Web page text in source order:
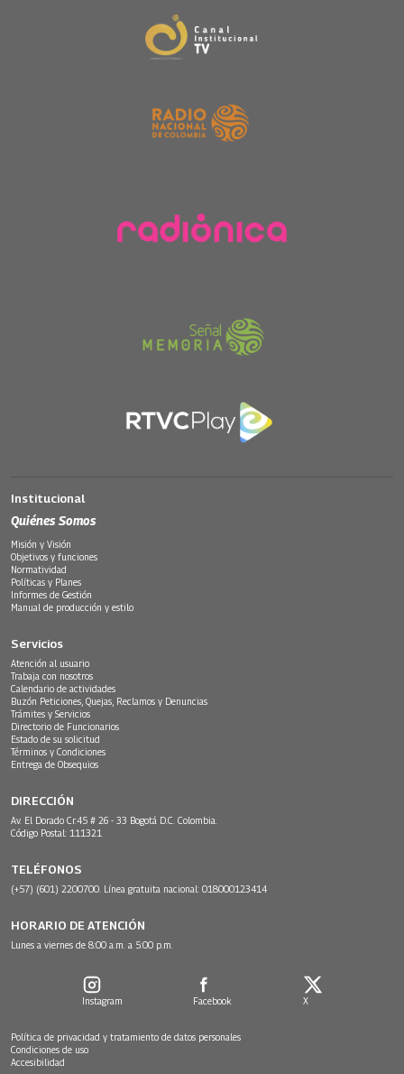
Institucional
Quiénes Somos
Misión y Visión
Objetivos y funciones
Normatividad
Políticas y Planes
Informes de Gestión
Manual de producción y estilo
Servicios
Atención al usuario
Trabaja con nosotros
Calendario de actividades
Buzón Peticiones, Quejas, Reclamos y Denuncias
Trámites y Servicios
Directorio de Funcionarios
Estado de su solicitud
Términos y Condiciones
Entrega de Obsequios
DIRECCIÓN
Av. El Dorado Cr.45 # 26 - 33 Bogotá D.C. Colombia.
Código Postal: 111321
TELÉFONOS
(+57) (601) 2200700. Línea gratuita nacional: 018000123414
HORARIO DE ATENCIÓN
Lunes a viernes de 8:00 a.m. a 5:00 p.m.
Instagram Facebook X
Política de privacidad y tratamiento de datos personales
Condiciones de uso
Accesibilidad